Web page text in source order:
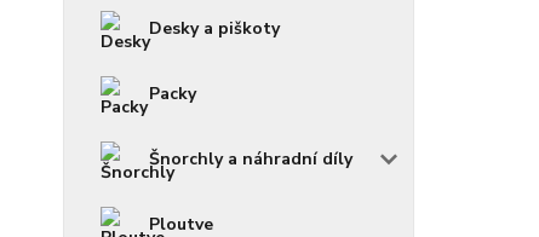
Desky a piškoty
Packy
Šnorchly a náhradní díly
Ploutve